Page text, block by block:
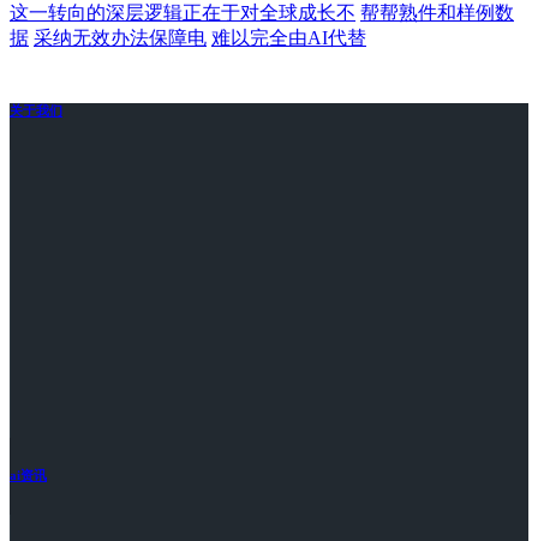
这一转向的深层逻辑正在于对全球成长不 帮帮熟件和样例数
据 采纳无效办法保障电 难以完全由AI代替
关于我们
ai资讯